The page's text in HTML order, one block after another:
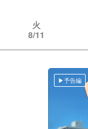
火
8/11
予告編